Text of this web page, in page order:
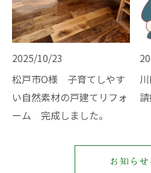
2025/10/23
松戸市O様 子育てしやす
い自然素材の戸建てリフォ
ーム 完成しました。
お知らせ